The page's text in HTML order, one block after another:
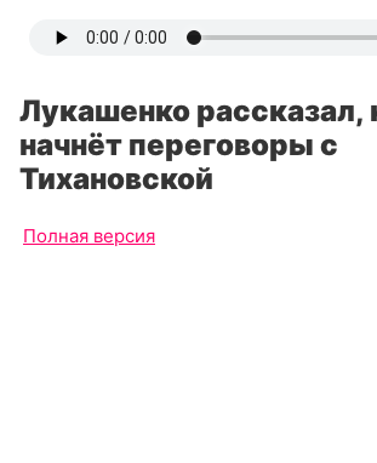
Лукашенко рассказал,
начнёт переговоры с
Тихановской
Полная версия